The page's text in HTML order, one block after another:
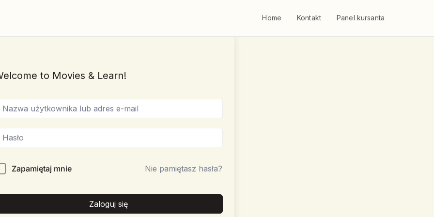
Home Kontakt Panel kursanta
to Movies & Learn!
Zapamiętaj mnie Nie pamiętasz hasła?
Zaloguj się